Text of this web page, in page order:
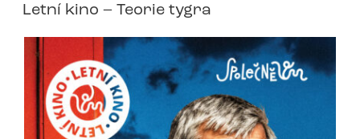
Letní kino – Teorie tygra